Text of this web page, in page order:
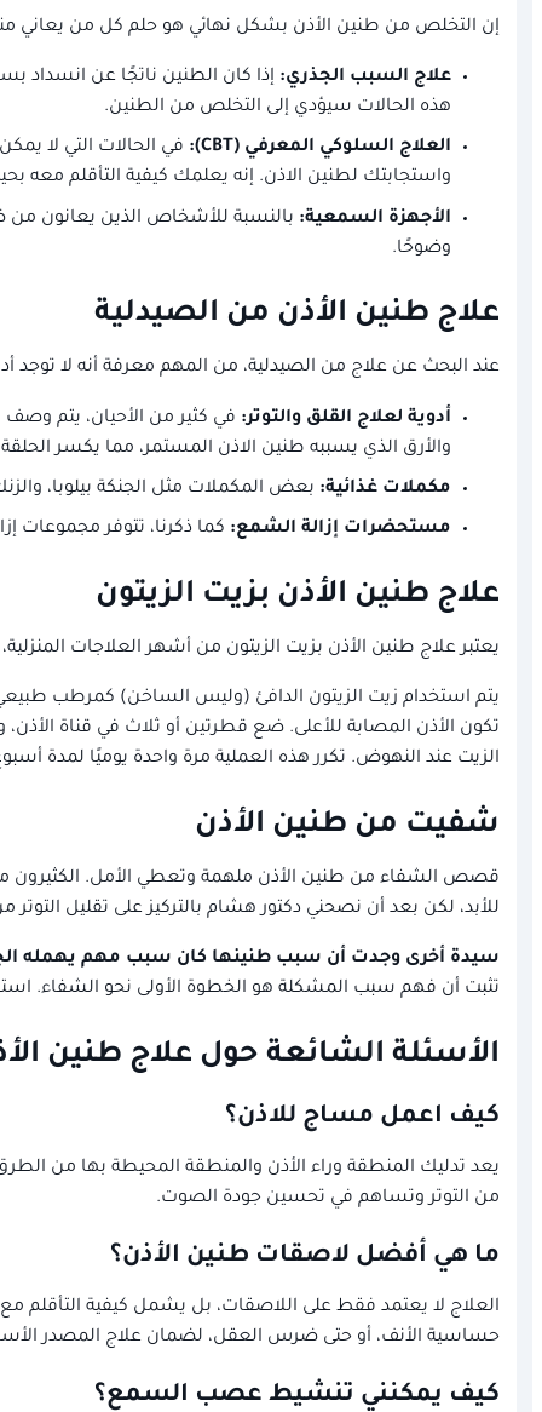
إن التخلص من طنين الأذن بشكل نهائي هو حلم كل من يعاني
علاج السبب الجذري: إذا كان الطنين ناتجًا عن انسداد
هذه الحالات سيؤدي إلى التخلص من الطنين.
العلاج السلوكي المعرفي (CBT):
في الحالات التي لا
واستجابتك لطنين الاذن. إنه يعلمك كيفية التأقلم معه
الأجهزة السمعية: بالنسبة للأشخاص الذين يعانون
وضوحًا.
علاج طنين الأذن من الصيدلية
عند البحث عن علاج من الصيدلية، من المهم معرفة أنه لا
أدوية لعلاج القلق والتوتر: في كثير من الأحيان، يتم
والأرق الذي يسببه طنين الاذن المستمر، مما يكسر
مكملات غذائية: بعض المكملات مثل الجنكة بيلوبا، والزنك، وفيتامين ب12 قد تكون مفيدة لبعض الأشخاص، ولكن الأدلة العلمية على فعاليتها
مستحضرات إزالة الشمع: كما ذكرنا، تتوفر مجموعات
علاج طنين الأذن بزيت الزيتون
يعتبر علاج طنين الأذن بزيت الزيتون من أشهر العلاجات
يتم استخدام زيت الزيتون الدافئ (وليس الساخن) كمرطب
الزيت عند النهوض. تكرر هذه العملية مرة واحدة يوميًا لمدة
شفيت من طنين الأذن
قصص الشفاء من طنين الأذن ملهمة وتعطي الأمل. الكثيرون
للأبد، لكن بعد أن نصحني دكتور هشام بالتركيز على تقليل
سيدة أخرى وجدت أن سبب طنينها كان سبب مهم يهمله
تثبت أن فهم سبب المشكلة هو الخطوة الأولى نحو الشفاء.
الأسئلة الشائعة حول علاج طنين
كيف اعمل مساج للاذن؟
يعد تدليك المنطقة وراء الأذن والمنطقة المحيطة بها من
من التوتر وتساهم في تحسين جودة الصوت.
ما هي أفضل لاصقات طنين الأذن؟
حساسية الأنف، أو حتى ضرس العقل، لضمان علاج المصدر
كيف يمكنني تنشيط عصب السمع؟